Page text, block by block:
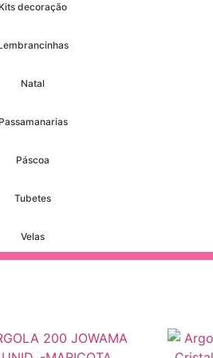
Kits decoração
Natal
Passamanarias
Páscoa
Tubetes
Velas